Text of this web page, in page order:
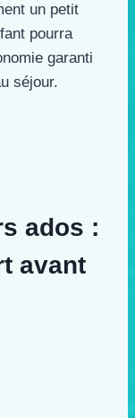
un petit
pourra
garanti
séjour.
ados :
avant